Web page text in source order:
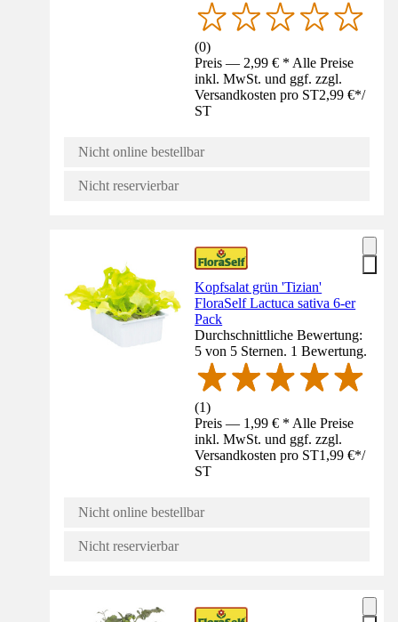
(0)
Preis — 2,99 € * Alle Preise
inkl. MwSt. und ggf. zzgl.
Versandkosten pro ST2,99 €*/
ST
Nicht online bestellbar
Nicht reservierbar
Kopfsalat grün 'Tizian'
FloraSelf Lactuca sativa 6-er
Pack
Durchschnittliche Bewertung:
5 von 5 Sternen. 1 Bewertung.
(1)
Preis — 1,99 € * Alle Preise
inkl. MwSt. und ggf. zzgl.
Versandkosten pro ST1,99 €*/
ST
Nicht online bestellbar
Nicht reservierbar